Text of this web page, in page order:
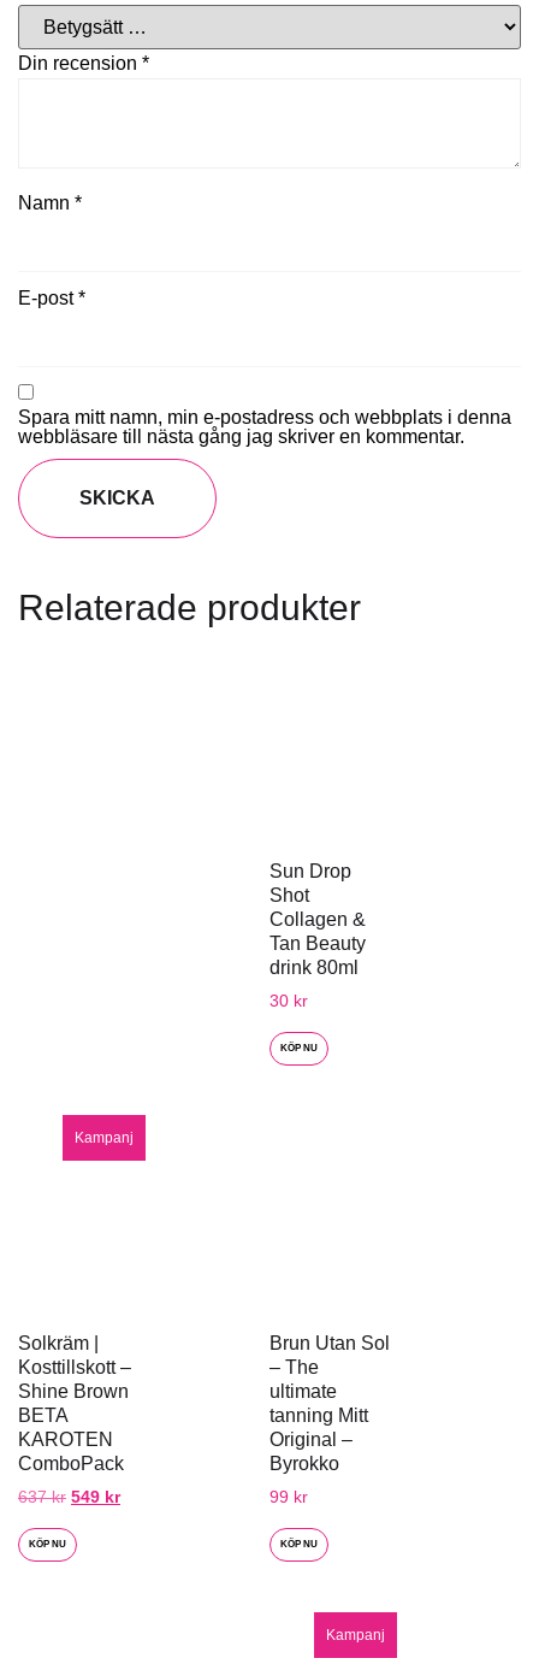
Din recension *
Namn *
E-post*
Spara mitt namn, min e-postadress och webbplats i denna
webbläsare till nästa gång jag skriver en kommentar.
Relaterade produkter
Sun Drop
Shot
Collagen &
Tan Beauty
drink 80ml
30 kr
KÖP NU
Kampanj
Solkräm |
Kosttillskott –
Shine Brown
BETA
KAROTEN
ComboPack
637kr 549 kr
KÖP NU
Brun Utan Sol
– The
ultimate
tanning Mitt
Original –
Byrokko
99 kr
KÖP NU
Kampanj